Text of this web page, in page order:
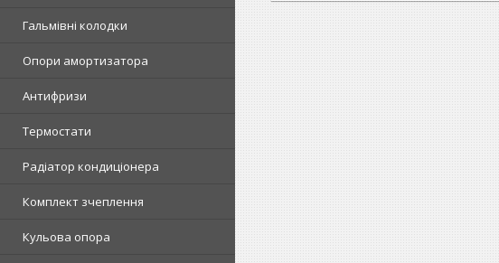
Гальмівні колодки
Опори амортизатора
Антифризи
Термостати
Радіатор кондиціонера
Комплект зчеплення
Кульова опора